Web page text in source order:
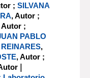
;SILVANA
, Autor ;
Autor ;
PABLO
,
, Autor ;
|